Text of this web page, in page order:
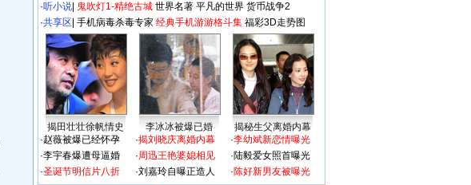
·听小说 鬼吹灯1-精绝古城 世界名著 平凡的世界 货币战争2
·共享区 手机病毒杀毒专家 经典手机游游格斗集 福彩3D走势图
揭田壮壮徐帆情史 李冰冰被爆已婚
揭秘生父离婚内幕
·赵薇被爆已经怀孕
·李宇春爆遭母逼婚
·圣诞节明信片八折
·揭刘晓庆离婚内幕
·周迅王艳婆媳相见
·刘嘉玲自曝正造人
·李幼斌新恋情曝光
·陆毅爱女照首曝光
·陈好新男友被曝光